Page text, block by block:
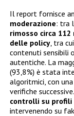
Il report fornisce
moderazione: tra
rimosso circa
delle policy , tra
contenuti sensibili
autentiche. La
(93,8%) è stata
algoritmici, con
verifiche
controlli su
intervenendo su